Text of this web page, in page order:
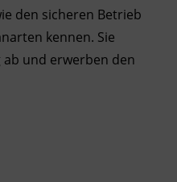
den sicheren Betrieb
kennen. Sie
und erwerben den